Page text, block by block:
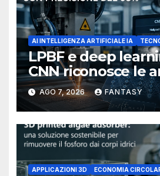
AI INTELLIGENZA ARTIFICIALE IA
LPBF e deep
CNN riconosce le
del bagno di
AGO 7, 2026 FANTASY
APPLICAZIONI 3D ECONOMIA